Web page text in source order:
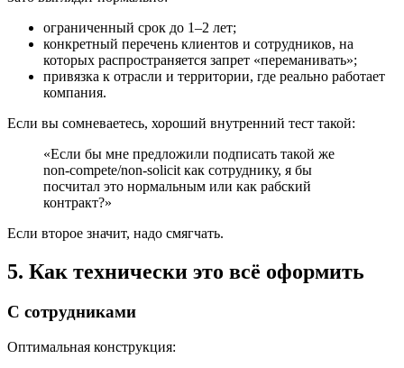
ограниченный срок до 1–2 лет;
конкретный перечень клиентов и сотрудников, на
которых распространяется запрет «переманивать»;
привязка к отрасли и территории, где реально работает
компания.
Если вы сомневаетесь, хороший внутренний тест такой:
«Если бы мне предложили подписать такой же
non-compete/non-solicit как сотруднику, я бы
посчитал это нормальным или как рабский
контракт?»
Если второе значит, надо смягчать.
5. Как технически это всё оформить
С сотрудниками
Оптимальная конструкция: